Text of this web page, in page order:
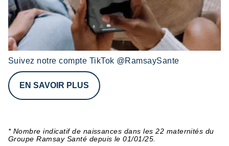
Suivez notre compte TikTok @RamsaySante
EN SAVOIR PLUS
* Nombre indicatif de naissances dans les 22 maternités du
Groupe Ramsay Santé depuis le 01/01/25.